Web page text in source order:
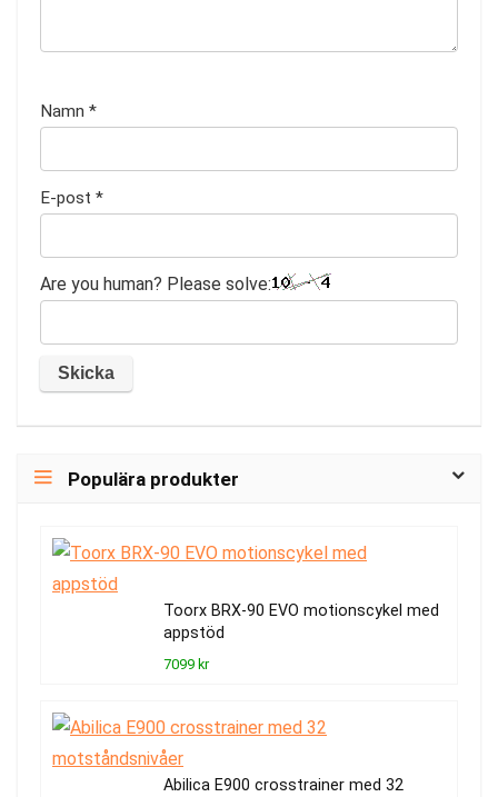
Namn *
E-post *
Are you human? Please solve:
Populära produkter
Toorx BRX-90 EVO motionscykel med
appstöd
7099 kr
Abilica E900 crosstrainer med 32